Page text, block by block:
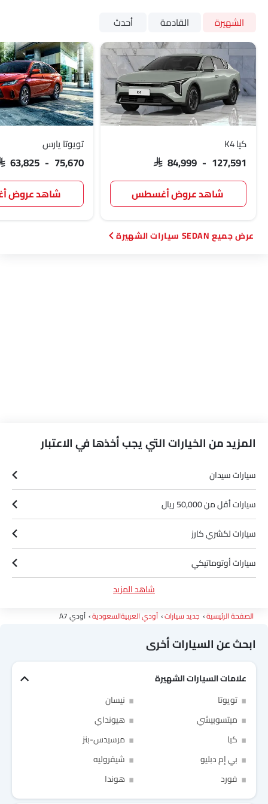
الشهيرة القادمة أحدث
كيا K4
SAR 84,999 - 127,591
شاهد عروض أغسطس
تويوتا يارس
63,825 - 75,670
شاهد عروض
SEDAN سيارات الشهيرة
المزيد من الخيارات التي يجب أخذها في الاعتبار
سيارات سيدان
سيارات أقل من 50,000 ريال
سيارات لكشري كارز
سيارات أوتوماتيكي
شاهد المزيد
الصفحة الرئيسية جديد سيارات أودي العربيةالسعودية أودي A7
ابحث عن السيارات أخرى
علامات السيارات الشهيرة
تويوتا
نيسان
ميتسوبيشي
هيونداي
كيا
مرسيدس-بنز
بي إم دبليو
شيفروليه
فورد
هوندا
Link Your Google Account
Link Your Facebook Account